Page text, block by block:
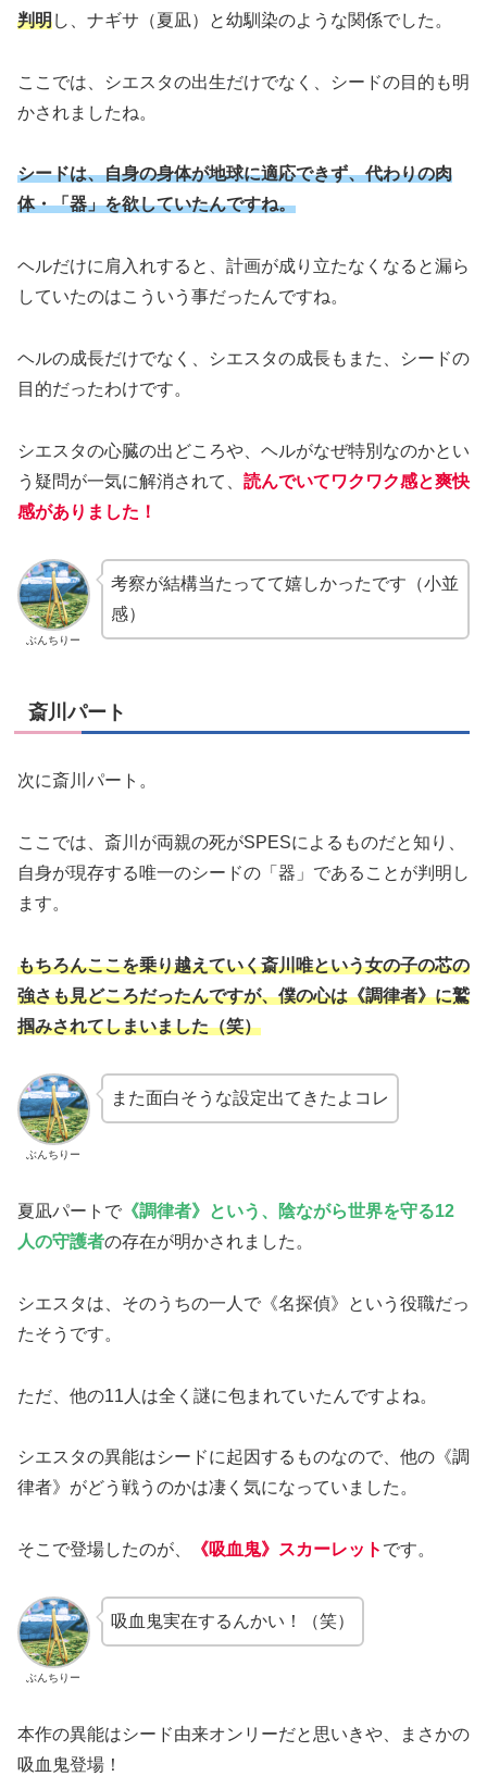
判明し、ナギサ（夏凪）と幼馴染のような関係でした。
ここでは、シエスタの出生だけでなく、シードの目的も明
かされましたね。
シードは、自身の身体が地球に適応できず、代わりの肉
体・「器」を欲していたんですね。
ヘルだけに肩入れすると、計画が成り立たなくなると漏ら
していたのはこういう事だったんですね。
ヘルの成長だけでなく、シエスタの成長もまた、シードの
目的だったわけです。
シエスタの心臓の出どころや、ヘルがなぜ特別なのかとい
う疑問が一気に解消されて、 読んでいてワクワク感と爽快
感がありました！
ぶんちりー
考察が結構当たってて嬉しかったです（小並
感）
斎川パート
次に斎川パート。
ここでは、斎川が両親の死がSPESによるものだと知り、
自身が現存する唯一のシードの「器」であることが判明し
ます。
もちろんここを乗り越えていく斎川唯という女の子の芯の
強さも見どころだったんですが、僕の心は《調律者》に鷲
掴みされてしまいました（笑）
ぶんちりー
また面白そうな設定出てきたよコレ
夏凪パートで 《調律者》という、陰ながら世界を守る12
人の守護者の存在が明かされました。
シエスタは、そのうちの一人で《名探偵》という役職だっ
たそうです。
ただ、他の11人は全く謎に包まれていたんですよね。
シエスタの異能はシードに起因するものなので、他の《調
律者》がどう戦うのかは凄く気になっていました。
そこで登場したのが、 《吸血鬼》スカーレット です。
ぶんちりー
吸血鬼実在するんかい！（笑）
本作の異能はシード由来オンリーだと思いきや、まさかの
吸血鬼登場！